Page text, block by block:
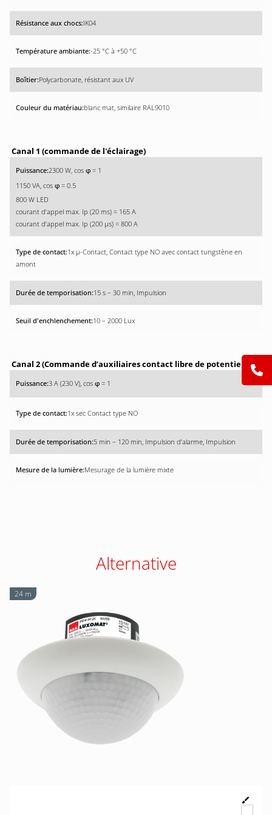
IK04
-25 °C à +50 °C
Polycarbonate, résistant aux UV
blanc mat, similaire RAL9010
Canal 1 (commande de l'éclairage)
2300 W, cos φ = 1
1150 VA, cos φ = 0.5
800 W LED
courant d’appel max. Ip (20 ms) = 165 A
courant d’appel max. Ip (200 µs) = 800 A
1x µ-Contact, Contact type NO avec contact tungstène en
amont
15 s – 30 min, Impulsion
10 – 2000 Lux
Canal 2 (Commande d’auxiliaires contact libre de potentiel)
3 A (230 V), cos φ = 1
1x sec Contact type NO
5 min – 120 min, Impulsion d’alarme, Impulsion
Mesurage de la lumière mixte
Alternative
24 m